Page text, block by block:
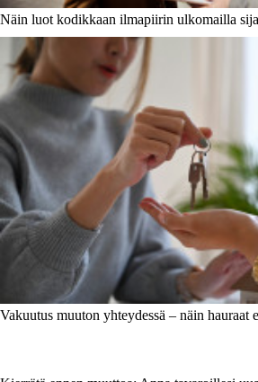
Näin luot kodikkaan ilmapiirin ulkomailla
Vakuutus muuton yhteydessä – näin hauraat